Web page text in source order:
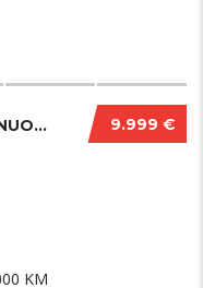
9.999 €
FIAT 500L 1.4 GPL 2018 MIRROR NUOVA